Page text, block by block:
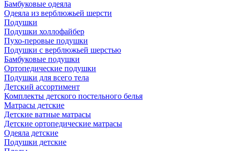
Бамбуковые одеяла
Одеяла из верблюжьей шерсти
Подушки
Подушки холлофайбер
Пухо-перовые подушки
Подушки с верблюжьей шерстью
Бамбуковые подушки
Ортопедические подушки
Подушки для всего тела
Детский ассортимент
Комплекты детского постельного белья
Матрасы детские
Детские ватные матрасы
Детские ортопедические матрасы
Одеяла детские
Подушки детские